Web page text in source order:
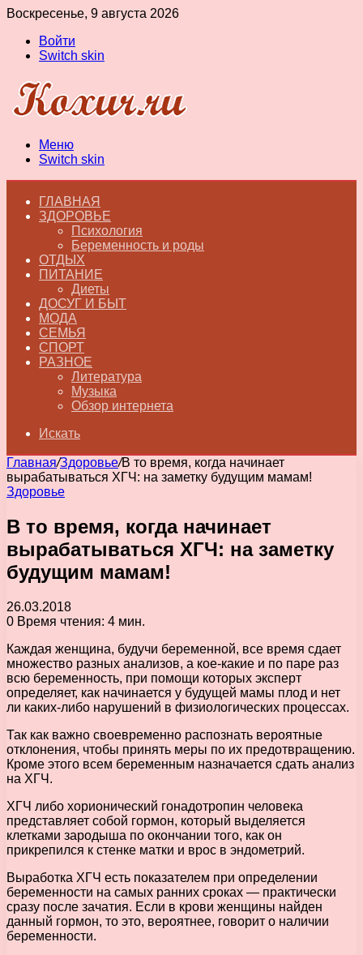
Воскресенье, 9 августа 2026
Войти
Switch skin
Меню
Switch skin
ГЛАВНАЯ
ЗДОРОВЬЕ
Психология
Беременность и роды
ОТДЫХ
ПИТАНИЕ
Диеты
ДОСУГ И БЫТ
МОДА
СЕМЬЯ
СПОРТ
РАЗНОЕ
Литература
Музыка
Обзор интернета
Искать
Главная/Здоровье/В то время, когда начинает
вырабатываться ХГЧ: на заметку будущим мамам!
Здоровье
В то время, когда начинает
вырабатываться ХГЧ: на заметку
будущим мамам!
26.03.2018
0 Время чтения: 4 мин.
Каждая женщина, будучи беременной, все время сдает
множество разных анализов, а кое-какие и по паре раз
всю беременность, при помощи которых эксперт
определяет, как начинается у будущей мамы плод и нет
ли каких-либо нарушений в физиологических процессах.
Так как важно своевременно распознать вероятные
отклонения, чтобы принять меры по их предотвращению.
Кроме этого всем беременным назначается сдать анализ
на ХГЧ.
ХГЧ либо хорионический гонадотропин человека
представляет собой гормон, который выделяется
клетками зародыша по окончании того, как он
прикрепился к стенке матки и врос в эндометрий.
Выработка ХГЧ есть показателем при определении
беременности на самых ранних сроках — практически
сразу после зачатия. Если в крови женщины найден
данный гормон, то это, вероятнее, говорит о наличии
беременности.